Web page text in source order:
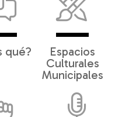
qué?
Espacios
Culturales
Municipales